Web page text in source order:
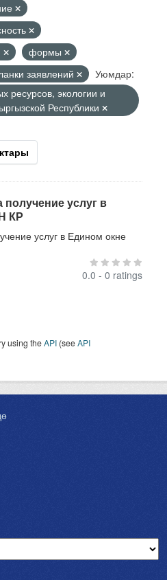
формы
заявлений
Уюмдар:
ресурсов, экологии и
Республики
услуг в
КР
услуг в Едином окне
0.0 - 0 ratings
using theAPI (seeAPI